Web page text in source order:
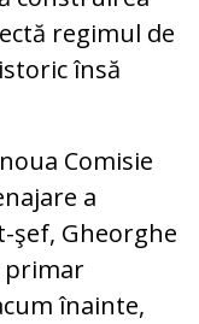
regimul de
însă
Comisie
a
Gheorghe
primar
înainte,